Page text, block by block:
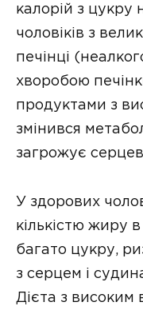
калорій з цукру
чоловіків з
печінці
хворобою
продуктами з
змінився
загрожує
У здорових
кількістю жиру
багато цукру,
з серцем і
Дієта з високим